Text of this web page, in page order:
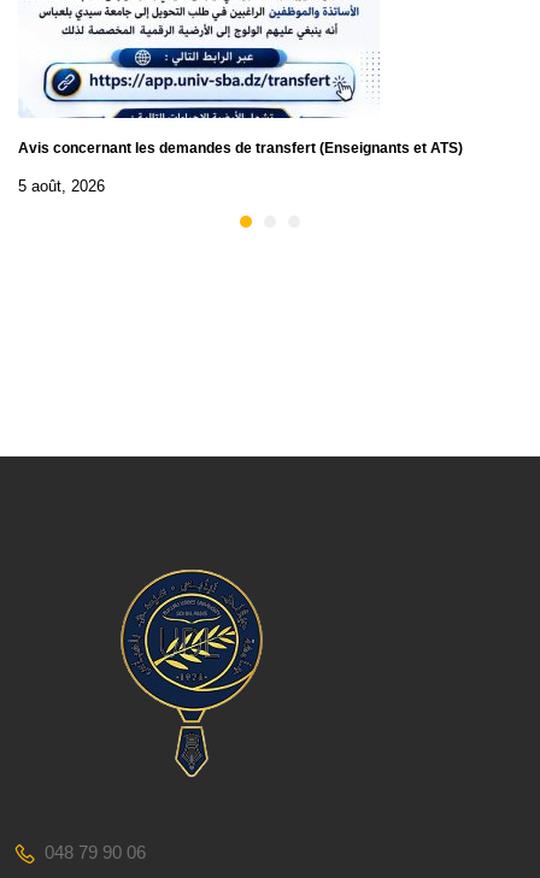
Avis concernant les demandes de transfert (Enseignants et ATS)
5 août, 2026
048 79 90 06